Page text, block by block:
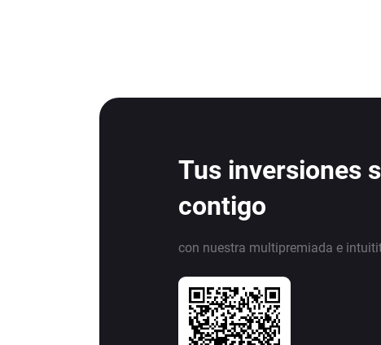
Tus inversiones
contigo
con nuestra multipremiada e